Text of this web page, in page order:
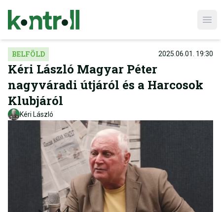
BELFÖLD 2025.06.01. 19:30
Kéri László Magyar Péter
nagyváradi útjáról és a Harcosok
Klubjáról
Kéri László